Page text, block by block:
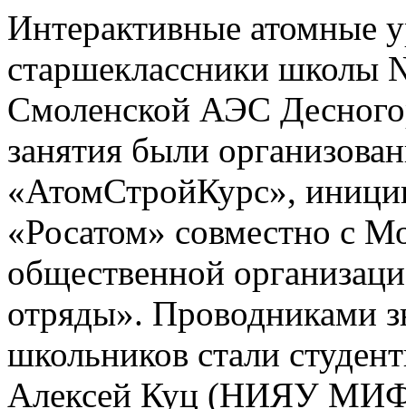
Интерактивные атомные
старшеклассники школы
Смоленской АЭС
занятия были
«АтомСтройКурс»,
«Росатом» совместно с
общественной
отряды». Проводниками
школьников стали
Алексей Куц (НИЯУ